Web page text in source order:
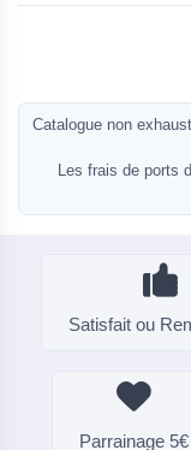
Catalogue non
Les frais de ports
Satisfait ou
Parrainage 5€